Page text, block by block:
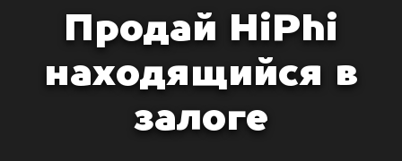
Продай HiPhi
находящийся в
залоге